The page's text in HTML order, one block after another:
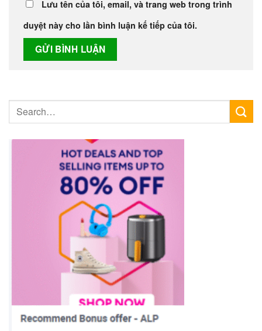
Lưu tên của tôi, email, và trang web trong trình
duyệt này cho lần bình luận kế tiếp của tôi.